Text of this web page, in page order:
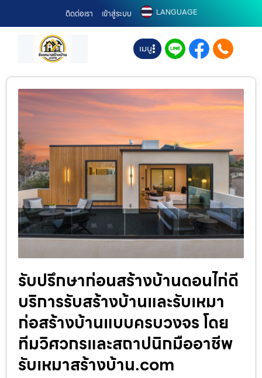
ติดต่อเรา เข้าสู่ระบบ LANGUAGE
เมนู
รับปรึกษาก่อนสร้างบ้านดอนไก่ดี
บริการรับสร้างบ้านและรับเหมา
ก่อสร้างบ้านแบบครบวงจร โดย
ทีมวิศวกรและสถาปนิกมืออาชีพ
รับเหมาสร้างบ้าน.com